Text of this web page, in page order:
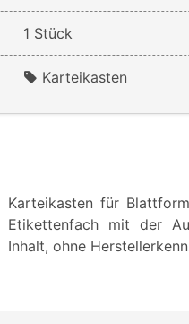
1 Stück
Karteikasten
Karteikasten für
Etikettenfach mit der
Inhalt, ohne